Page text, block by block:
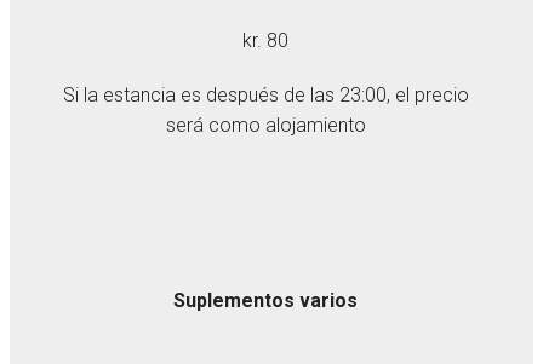
kr. 80
Si la estancia es después de las 23:00, el precio
será como alojamiento
Suplementos varios